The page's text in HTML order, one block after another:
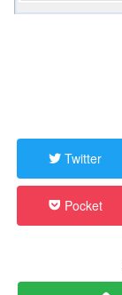
Twitter
Pocket